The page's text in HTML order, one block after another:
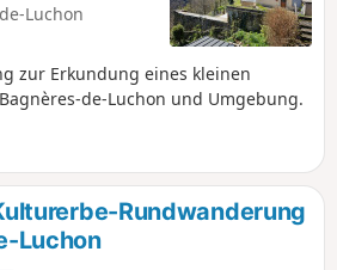
Luchon
zur Erkundung eines kleinen
de-Luchon und Umgebung.
Rundwanderung
Luchon